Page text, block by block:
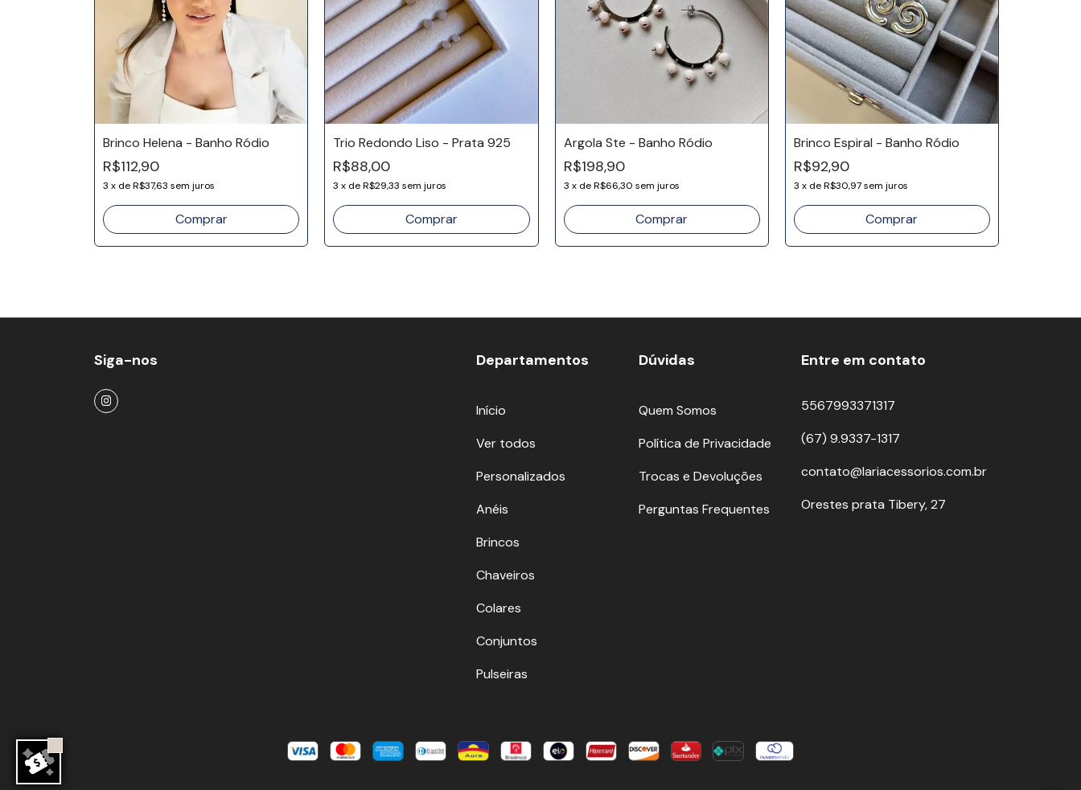
Brinco Helena - Banho Ródio
R$112,90
3 x deR$37,63 sem juros
Trio Redondo Liso - Prata 925
R$88,00
3 x deR$29,33 sem juros
Argola Ste - Banho Ródio
R$198,90
3 x deR$66,30 sem juros
Brinco Espiral - Banho Ródio
R$92,90
3 x deR$30,97 sem juros
Siga-nos Departamentos
Início
Ver todos
Personalizados
Anéis
Brincos
Chaveiros
Colares
Conjuntos
Pulseiras
Dúvidas
Quem Somos
Política de Privacidade
Trocas e Devoluções
Perguntas Frequentes
Entre em contato
5567993371317
(67) 9.9337-1317
contato@lariacessorios.com.br
Orestes prata Tibery, 27